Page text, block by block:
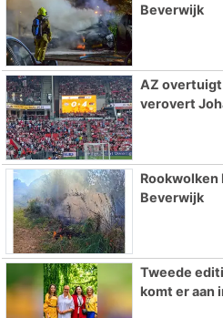
Beverwijk
AZ overtuigt
verovert
Beverwijk
Tweede
komt er aan